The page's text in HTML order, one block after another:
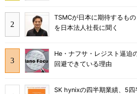
TSMCが日本に期待するも
を日本法人社長に聞く
He・ナフサ・レジスト逼
回避できている理由
SK hynixの四半期業績、5